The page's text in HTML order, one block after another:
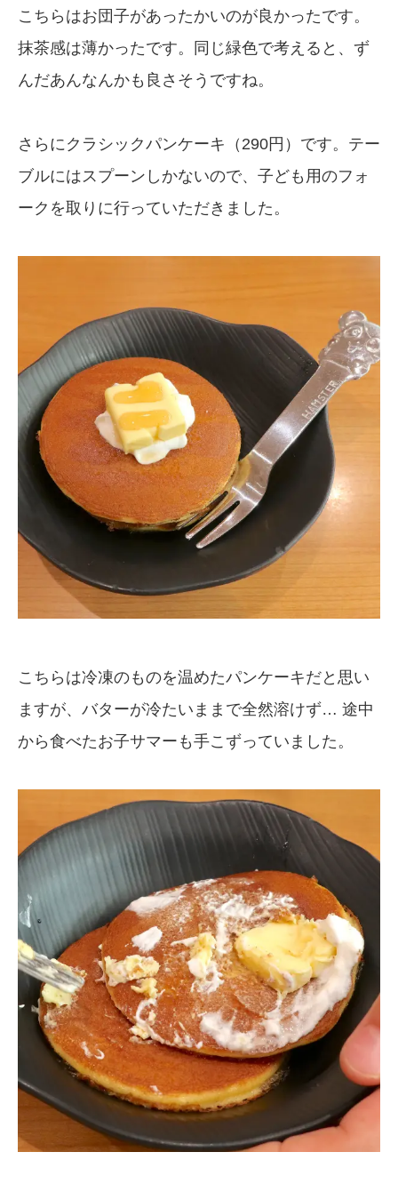
こちらはお団子があったかいのが良かったです。
抹茶感は薄かったです。同じ緑色で考えると、ず
んだあんなんかも良さそうですね。
さらにクラシックパンケーキ（290円）です。テー
ブルにはスプーンしかないので、子ども用のフォ
ークを取りに行っていただきました。
こちらは冷凍のものを温めたパンケーキだと思い
ますが、バターが冷たいままで全然溶けず… 途中
から食べたお子サマーも手こずっていました。